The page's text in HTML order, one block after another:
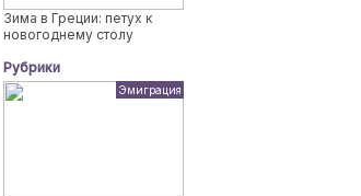
Зима в Греции: петух к
новогоднему столу
Рубрики
Эмиграция